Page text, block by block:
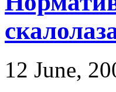
12 June,